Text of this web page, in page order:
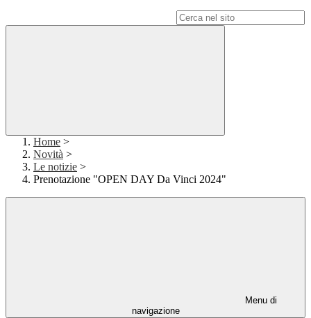
Home >
Novità >
Le notizie >
Prenotazione "OPEN DAY Da Vinci 2024"
Menu di
navigazione